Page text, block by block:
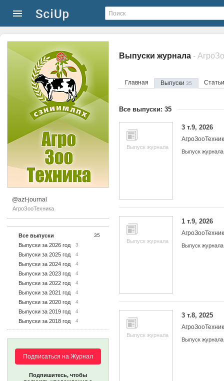
@azt-journal
АгроЗооТехника
Все выпуски 35
Выпуски за 2026 год 3
Выпуски за 2025 год 4
Выпуски за 2024 год 4
Выпуски за 2023 год 4
Выпуски за 2022 год 4
Выпуски за 2021 год 4
Выпуски за 2020 год 4
Выпуски за 2019 год 4
Выпуски за 2018 год 4
Подписаться на Журнал
Подпишитесь, чтобы
Выпуски журнала -
Главная Выпуски 35
Все выпуски: 35
Выпуск журнала
3 т.9, 2026
Выпуск журнала
Выпуск журнала
1 т.9, 2026
Выпуск журнала
Выпуск журнала
3 т.8, 2025
Выпуск журнала